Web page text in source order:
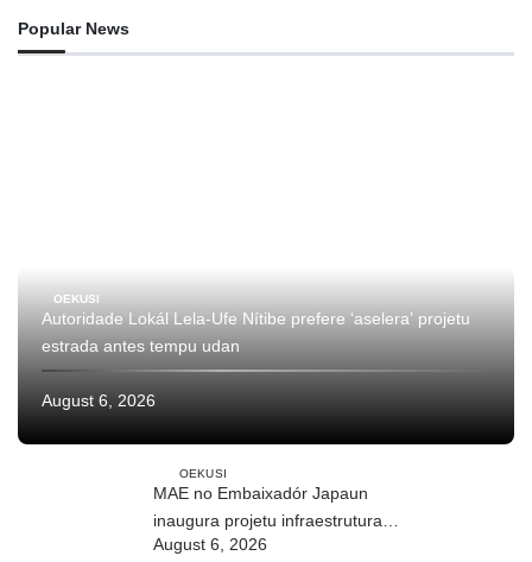
Popular News
OEKUSI
Autoridade Lokál Lela-Ufe Nítibe prefere ‘aselera’ projetu
estrada antes tempu udan
August 6, 2026
OEKUSI
MAE no Embaixadór Japaun
inaugura projetu infraestrutura
CIREP 12 iha Nítibe
August 6, 2026